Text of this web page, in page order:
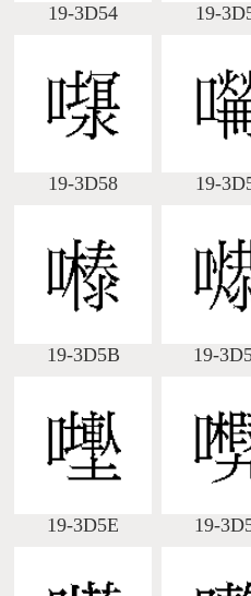
19-3D54 19-
19-3D58 19-
19-3D5B 19-
19-3D5E 19-